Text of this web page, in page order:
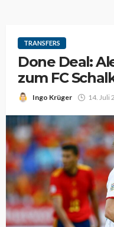
TRANSFERS
Done Deal:
zum FC
Ingo Krüger 14. Juli